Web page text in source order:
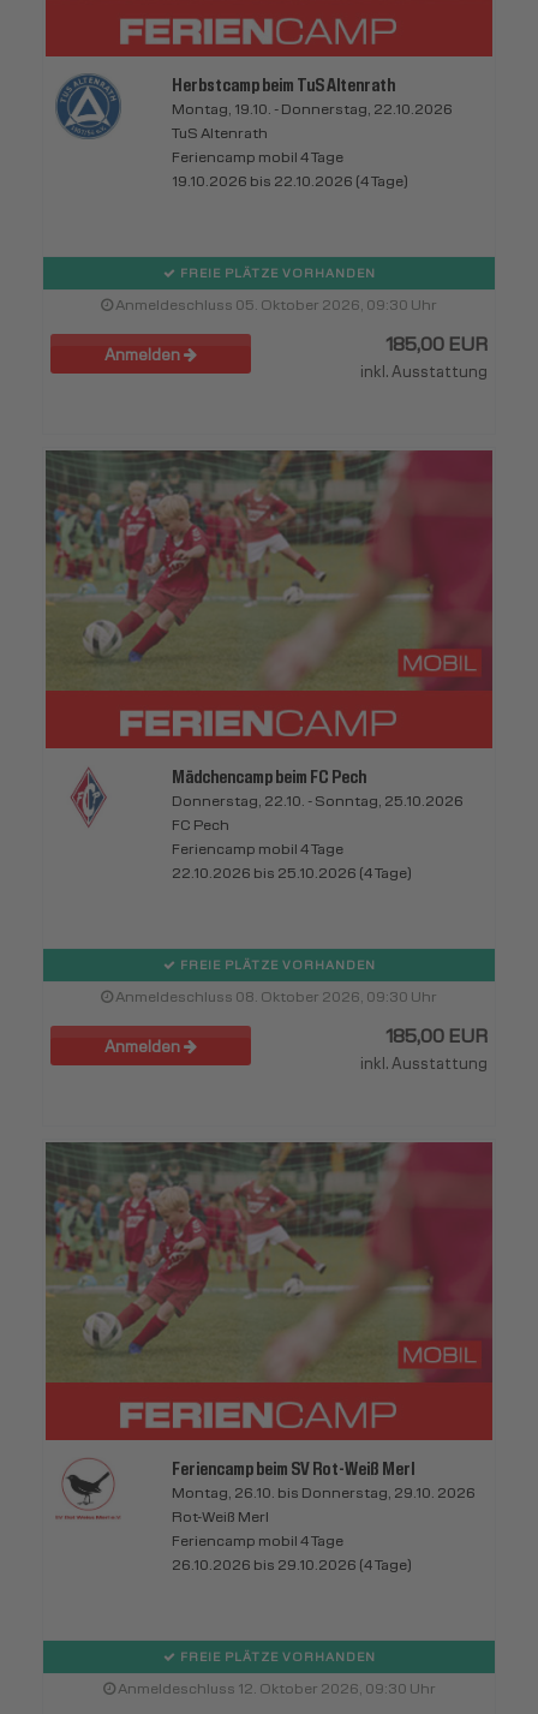
Herbstcamp beim TuS Altenrath
Montag, 19.10. - Donnerstag, 22.10.2026
TuS Altenrath
Feriencamp mobil 4 Tage
19.10.2026 bis 22.10.2026 (4 Tage)
FREIE PLÄTZE VORHANDEN
Anmeldeschluss 05. Oktober 2026, 09:30 Uhr
Anmelden 185,00 EUR
inkl. Ausstattung
Mädchencamp beim FC Pech
Donnerstag, 22.10. - Sonntag, 25.10.2026
FC Pech
Feriencamp mobil 4 Tage
22.10.2026 bis 25.10.2026 (4 Tage)
FREIE PLÄTZE VORHANDEN
Anmeldeschluss 08. Oktober 2026, 09:30 Uhr
Anmelden 185,00 EUR
inkl. Ausstattung
Feriencamp beim SV Rot-Weiß Merl
Montag, 26.10. bis Donnerstag, 29.10. 2026
Rot-Weiß Merl
Feriencamp mobil 4 Tage
26.10.2026 bis 29.10.2026 (4 Tage)
FREIE PLÄTZE VORHANDEN
Anmeldeschluss 12. Oktober 2026, 09:30 Uhr